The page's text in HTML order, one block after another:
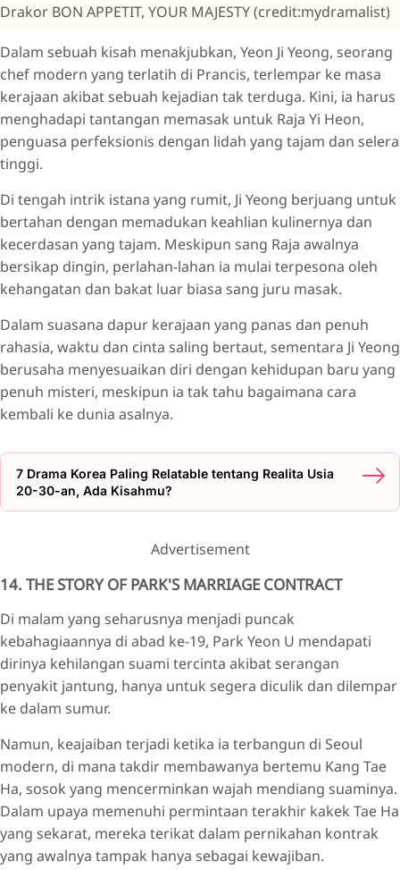
Drakor BON APPETIT, YOUR MAJESTY (credit:mydramalist)
Dalam sebuah kisah menakjubkan, Yeon Ji Yeong, seorang
chef modern yang terlatih di Prancis, terlempar ke masa
kerajaan akibat sebuah kejadian tak terduga. Kini, ia harus
menghadapi tantangan memasak untuk Raja Yi Heon,
penguasa perfeksionis dengan lidah yang tajam dan selera
tinggi.
Di tengah intrik istana yang rumit, Ji Yeong berjuang untuk
bertahan dengan memadukan keahlian kulinernya dan
kecerdasan yang tajam. Meskipun sang Raja awalnya
bersikap dingin, perlahan-lahan ia mulai terpesona oleh
kehangatan dan bakat luar biasa sang juru masak.
Dalam suasana dapur kerajaan yang panas dan penuh
rahasia, waktu dan cinta saling bertaut, sementara Ji Yeong
berusaha menyesuaikan diri dengan kehidupan baru yang
penuh misteri, meskipun ia tak tahu bagaimana cara
kembali ke dunia asalnya.
7 Drama Korea Paling Relatable tentang Realita Usia
20-30-an, Ada Kisahmu?
Advertisement
14. THE STORY OF PARK'S MARRIAGE CONTRACT
Di malam yang seharusnya menjadi puncak
kebahagiaannya di abad ke-19, Park Yeon U mendapati
dirinya kehilangan suami tercinta akibat serangan
penyakit jantung, hanya untuk segera diculik dan dilempar
ke dalam sumur.
Namun, keajaiban terjadi ketika ia terbangun di Seoul
modern, di mana takdir membawanya bertemu Kang Tae
Ha, sosok yang mencerminkan wajah mendiang suaminya.
Dalam upaya memenuhi permintaan terakhir kakek Tae Ha
yang sekarat, mereka terikat dalam pernikahan kontrak
yang awalnya tampak hanya sebagai kewajiban.